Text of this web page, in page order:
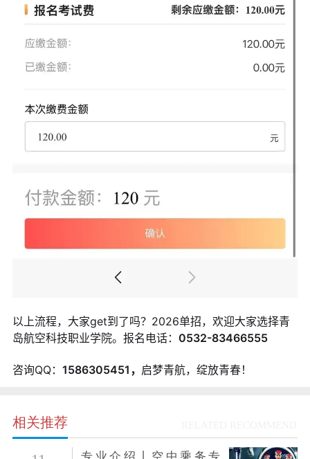
以上流程，大家get到了吗？2026单招，欢迎大家选择青
岛航空科技职业学院。报名电话： 0532-83466555
咨询QQ： 1586305451， 启梦青航，绽放青春！
相关推荐